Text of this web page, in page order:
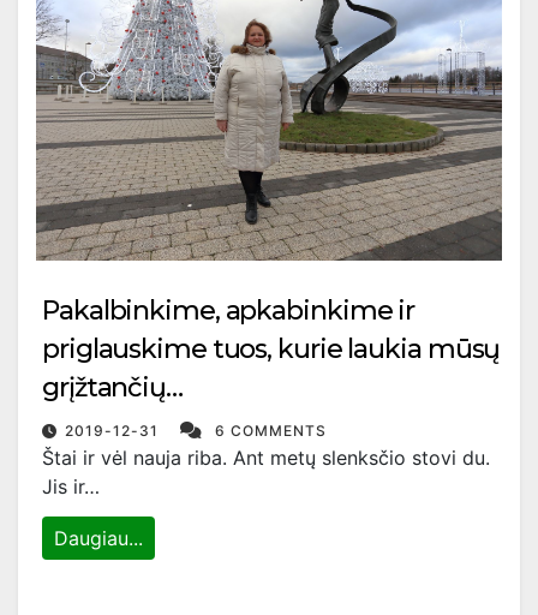
Pakalbinkime, apkabinkime ir
priglauskime tuos, kurie laukia mūsų
grįžtančių…
2019-12-31 6 COMMENTS
Štai ir vėl nauja riba. Ant metų slenksčio stovi du.
Jis ir…
Daugiau...